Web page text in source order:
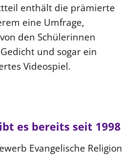
enthält die prämierte
eine Umfrage,
den Schülerinnen
und sogar ein
Videospiel.
es bereits seit 1998
Evangelische Religion